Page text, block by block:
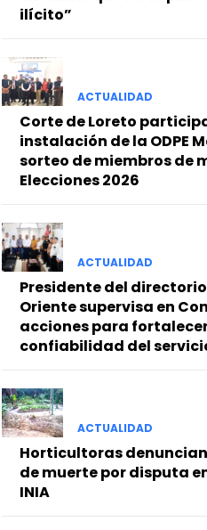
ilícito”
ACTUALIDAD
Corte de Loreto
instalación de la ODPE
sorteo de miembros de
Elecciones 2026
ACTUALIDAD
Presidente del
Oriente supervisa en
acciones para
confiabilidad del
ACTUALIDAD
Horticultoras
de muerte por disputa
INIA